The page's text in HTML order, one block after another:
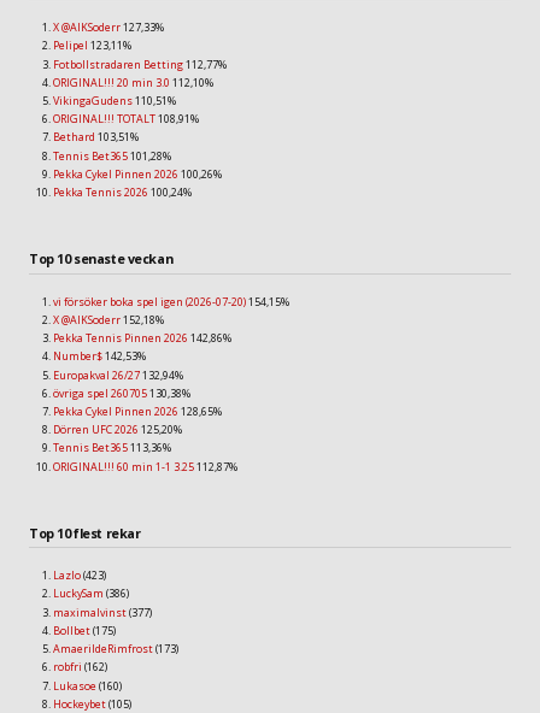
X @AIKSoderr127,33%
Pelipel 123,11%
Fotbollstradaren Betting112,77%
ORIGINAL!!! 20 min 3.0 112,10%
VikingaGudens110,51%
ORIGINAL!!! TOTALT108,91%
Bethard 103,51%
Tennis Bet365101,28%
Pekka Cykel Pinnen 2026 100,26%
Pekka Tennis 2026 100,24%
Top 10 senaste veckan
vi försöker boka spel igen (2026-07-20)154,15%
X @AIKSoderr152,18%
Pekka Tennis Pinnen 2026 142,86%
Number$142,53%
Europakval 26/27132,94%
övriga spel 260705130,38%
Pekka Cykel Pinnen 2026 128,65%
Dörren UFC 2026 125,20%
Tennis Bet365113,36%
ORIGINAL!!! 60 min 1-1 3.25112,87%
Top 10 flest rekar
Lazlo(423)
LuckySam (386)
maximalvinst(377)
Bollbet(175)
AmaerildeRimfrost(173)
robfri (162)
Lukasoe (160)
Hockeybet(105)